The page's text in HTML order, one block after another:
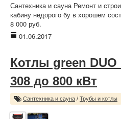
Сантехника и сауна Ремонт и
кабину недорого бу в хорошем
8 000 руб.
01.06.2017
Котлы green
308 до 800 кВт
Сантехника и сауна / Трубы и котлы